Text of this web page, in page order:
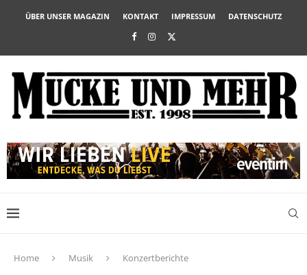
ÜBER UNSER MAGAZIN KONTAKT IMPRESSUM DATENSCHUTZ
Home Musik Konzertberichte